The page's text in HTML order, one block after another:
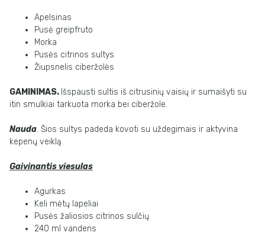
Apelsinas
Pusė greipfruto
Morka
Pusės citrinos sultys
Žiupsnelis ciberžolės
GAMINIMAS. Išspausti sultis iš citrusinių vaisių ir sumaišyti su
itin smulkiai tarkuota morka bei ciberžole.
Nauda. Šios sultys padeda kovoti su uždegimais ir aktyvina
kepenų veiklą.
Gaivinantis viesulas
Agurkas
Keli mėtų lapeliai
Pusės žaliosios citrinos sulčių
240 ml vandens